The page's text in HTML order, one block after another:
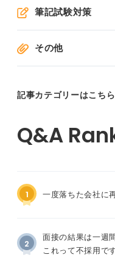
筆記試験対策
その他
記事カテゴリーはこちら
1 一度落ちた会社に
2
面接の結果は一週
これって不採用で